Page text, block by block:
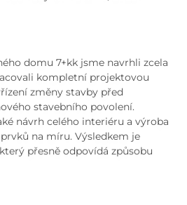
domu 7+kk jsme navrhli zcela
kompletní projektovou
změny stavby před
stavebního povolení.
návrh celého interiéru a výroba
na míru. Výsledkem je
přesně odpovídá způsobu